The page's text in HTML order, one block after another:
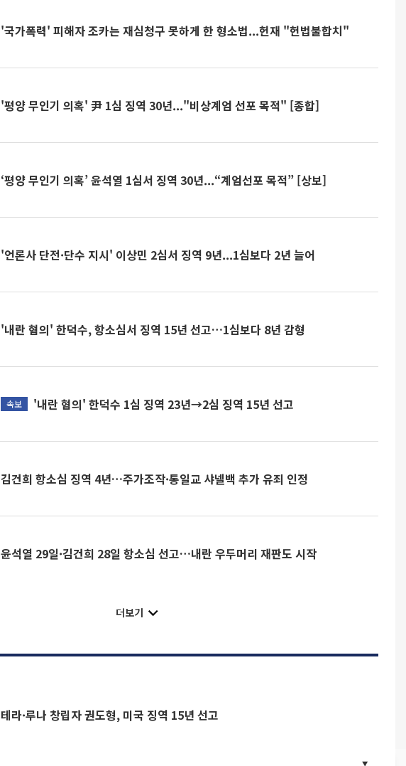
'국가폭력' 피해자 조카는 재심청구 못하게 한 형소법...헌재 "헌법불합치"
'평양 무인기 의혹' 尹 1심 징역 30년..."비상계엄 선포 목적" [종합]
‘평양 무인기 의혹’ 윤석열 1심서 징역 30년...“계엄선포 목적” [상보]
'언론사 단전·단수 지시' 이상민 2심서 징역 9년...1심보다 2년 늘어
'내란 혐의' 한덕수, 항소심서 징역 15년 선고…1심보다 8년 감형
속보 '내란 혐의' 한덕수 1심 징역 23년→2심 징역 15년 선고
김건희 항소심 징역 4년…주가조작·통일교 샤넬백 추가 유죄 인정
윤석열 29일·김건희 28일 항소심 선고…내란 우두머리 재판도 시작
더보기
테라·루나 창립자 권도형, 미국 징역 15년 선고